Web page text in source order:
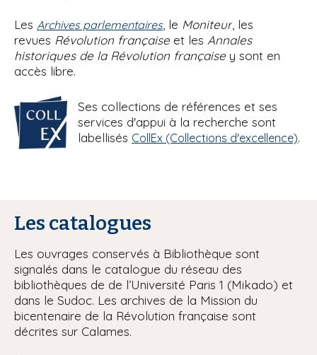
Les Archives parlementaires , le Moniteur , les
revues Révolution française et les Annales
historiques de la Révolution française y sont en
accès libre.
Ses collections de références et ses
services d'appui à la recherche sont
labellisés CollEx (Collections d'excellence).
Les catalogues
Les ouvrages conservés à Bibliothèque sont
signalés dans le catalogue du réseau des
bibliothèques de de l’Université Paris 1 (Mikado) et
dans le Sudoc. Les archives de la Mission du
bicentenaire de la Révolution française sont
décrites sur Calames.